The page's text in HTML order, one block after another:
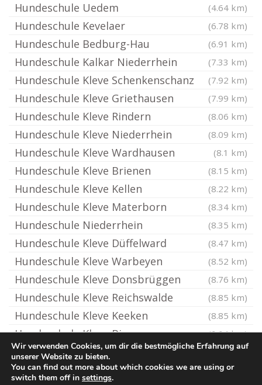
Hundeschule Uedem (4.64 km)
Hundeschule Kevelaer (6.78 km)
Hundeschule Bedburg-Hau (6.91 km)
Hundeschule Kalkar Niederrhein (7.33 km)
Hundeschule Kleve Schenkenschanz (7.92 km)
Hundeschule Kleve Griethausen (7.99 km)
Hundeschule Kleve Rindern (8.06 km)
Hundeschule Kleve Niederrhein (8.09 km)
Hundeschule Kleve Wardhausen (8.1 km)
Hundeschule Kleve Brienen (8.15 km)
Hundeschule Kleve Kellen (8.22 km)
Hundeschule Kleve Materborn (8.34 km)
Hundeschule Niederrhein (8.35 km)
Hundeschule Kleve Düffelward (8.47 km)
Hundeschule Kleve Warbeyen (8.52 km)
Hundeschule Kleve Donsbrüggen (8.76 km)
Hundeschule Kleve Reichswalde (8.85 km)
Hundeschule Kleve Keeken (8.85 km)
Hundeschule Kleve Bimmen (9.04 km)
© Hundeschule.rocks
Wir verwenden Cookies, um dir die bestmögliche Erfahrung auf
unserer Website zu bieten.
You can find out more about which cookies we are using or
switch them off in settings.